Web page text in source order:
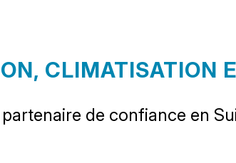
CLIMATISATION
de confiance en